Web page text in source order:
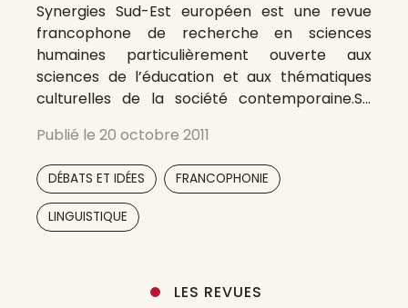
Synergies Sud-Est européen est une revue
francophone de recherche en sciences
humaines particulièrement ouverte aux
sciences de l’éducation et aux thématiques
culturelles de la société contemporaine.Sa
l’espace balkanique le Programme Mondial de
Diffusion Scientifique Francophone en Réseau
du GERFLINT, Groupe d’Études et de
Recherches pour le Français Langue
Publié le 20 octobre 2011
DÉBATS ET IDÉES FRANCOPHONIE
LINGUISTIQUE
LES REVUES